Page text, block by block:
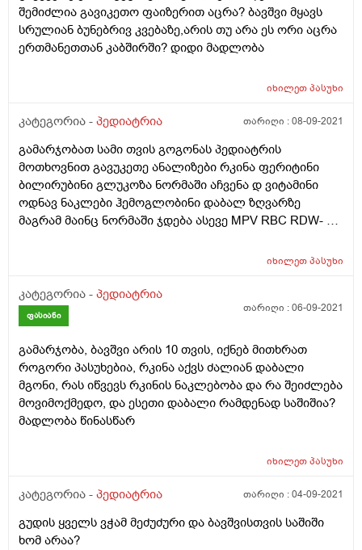
შემიძლია გავიკეთო ფაიზერით აცრა? ბავშვი მყავს
სრულიან ბუნებრივ კვებაზე,არის თუ არა ეს ორი აცრა
ერთმანეთთან კაბშირში? დიდი მადლობა
იხილეთპასუხი
კატეგორია - პედიატრია თარიღი :08-09-2021
გამარჯობათ სამი თვის გოგონას პედიატრის
მოთხოვნით გავუკეთე ანალიზები რკინა ფერიტინი
ბილირუბინი გლუკოზა ნორმაში აჩვენა დ ვიტამინი
ოდნავ ნაკლები ჰემოგლობინი დაბალ ზღვარზე
მაგრამ მაინც ნორმაში ჯდება ასევე MPV RBC RDW- CV
ფიზიოლორიურად გამვითარება ნორმალური მაგრამ
ჩამავალი მზის სინდრომი მგონი ასე ეძახიან და აქვს
ალერგია, ჭამსა ულაქტოზო ნუტრილონს რომელიც
თურმე მაინც შეიცავს მცირე რაოდენობით ლაქტოზას
და განავალი ჰქონდა მუქი მწვანე ასევე ამოქაფება
ღებინება შეგვიცვალა კვებაც და გადავედით ჰუმანა ეს
ელზე რომელიც კარგად მიიღო ბავშვმა მაინტერესებს
როგორ შეაფასებთ ბავშვის მდგომარეობას და კიდევ
ერთი შეკითხვა მაქვს ბავშვი სამ თვემდე იყო
ოფლიამობა განსალუთრებით ძილის დროს
ტემპერატურა ოთახში ნორმალურია აცვია
ადექვატურად სიცხეს ვუზიმავ არ აქვს. მაგრამ თავი
ისველდება საშინლად ძილიდან ყვირილითაც
გაუღვიძია თითქოს შეშინებულია რაღაცით. და ბეჭები
იხილეთპასუხი
კატეგორია - პედიატრია
ფასიანი
თარიღი :06-09-2021
გამარჯობა, ბავშვი არის 10 თვის, იქნებ მითხრათ
როგორი პასუხებია, რკინა აქვს ძალიან დაბალი
მგონი, რას იწვევს რკინის ნაკლებობა და რა შეიძლება
მოვიმოქმედო, და ესეთი დაბალი რამდენად საშიშია?
მადლობა წინასწარ
იხილეთპასუხი
კატეგორია - პედიატრია თარიღი :04-09-2021
გუდის ყველს ვჭამ მეძუძური და ბავშვისთვის საშიში
ხომ არაა?